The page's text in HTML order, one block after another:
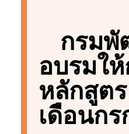
กรมพั
อบรมใ
หลักสูต
เดือนก